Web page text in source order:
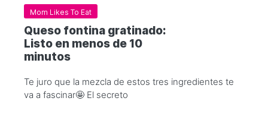
Mom Likes To Eat
Queso fontina gratinado:
Listo en menos de 10
minutos
Te juro que la mezcla de estos tres ingredientes te
va a fascinar🤩 El secreto